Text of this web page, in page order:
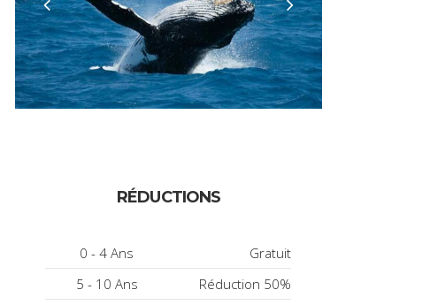
RÉDUCTIONS
0 - 4 Ans
Gratuit
5 - 10 Ans
Réduction 50%